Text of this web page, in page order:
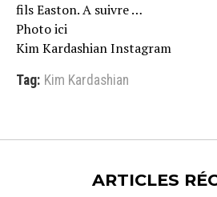
fils Easton. A suivre …
Photo ici
Kim Kardashian Instagram
Tag: Kim Kardashian
ARTICLES